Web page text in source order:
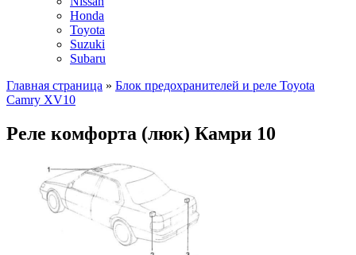
Honda
Toyota
Suzuki
Subaru
Главная страница » Блок предохранителей и реле Toyota
Camry XV10
Реле комфорта (люк) Камри 10